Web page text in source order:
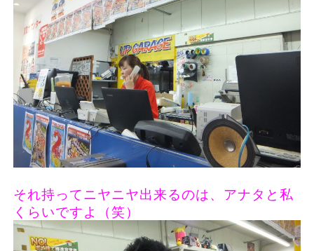
それ持ってニヤニヤ出来るのは、アナタと私
くらいですよ（笑）